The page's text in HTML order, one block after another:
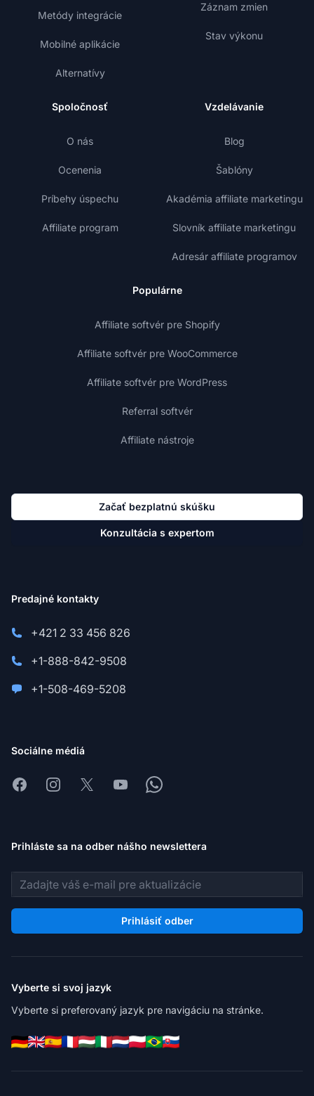
Metódy integrácie
Mobilné aplikácie
Alternatívy
Záznam zmien
Stav výkonu
Spoločnosť
O nás
Ocenenia
Príbehy úspechu
Affiliate program
Vzdelávanie
Blog
Šablóny
Akadémia affiliate marketingu
Slovník affiliate marketingu
Adresár affiliate programov
Populárne
Affiliate softvér pre Shopify
Affiliate softvér pre WooCommerce
Affiliate softvér pre WordPress
Referral softvér
Affiliate nástroje
Začať bezplatnú skúšku
Konzultácia s expertom
Predajné kontakty
+421 2 33 456 826
+1-888-842-9508
+1-508-469-5208
Sociálne médiá
FacebookInstagram
X YoutubeWhatsapp
Prihláste sa na odber nášho newslettera
E-mailová adresa
Prihlásiť odber
Vyberte si svoj jazyk
Vyberte si preferovaný jazyk pre navigáciu na stránke.